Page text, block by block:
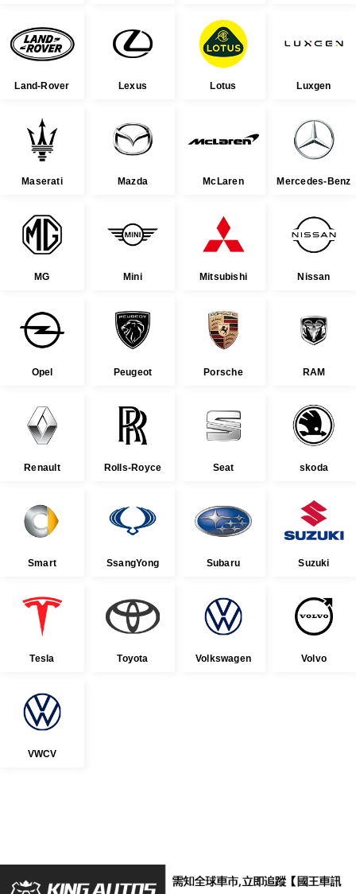
Land-Rover Lexus Lotus Luxgen
Maserati Mazda McLaren Mercedes-Benz
MG Mini Mitsubishi Nissan
Opel Peugeot Porsche RAM
Renault Rolls-Royce Seat skoda
Smart SsangYong Subaru Suzuki
Tesla Toyota Volkswagen Volvo
VWCV